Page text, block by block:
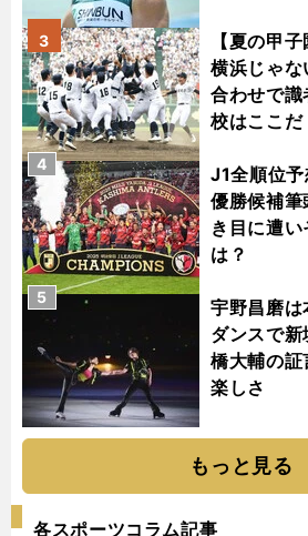
【夏の甲
横浜じゃ
合わせで識
校はここだ
3
J1全順位
優勝候補
き目に遭
は？
4
宇野昌磨は
ダンスで
橋大輔の証
楽しさ
5
もっと見る
各スポーツコラム記事